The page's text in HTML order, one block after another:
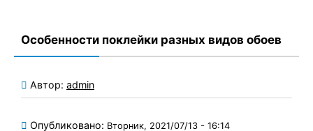
Особенности поклейки разных видов обоев
Автор: admin
Опубликовано: Вторник, 2021/07/13 - 16:14